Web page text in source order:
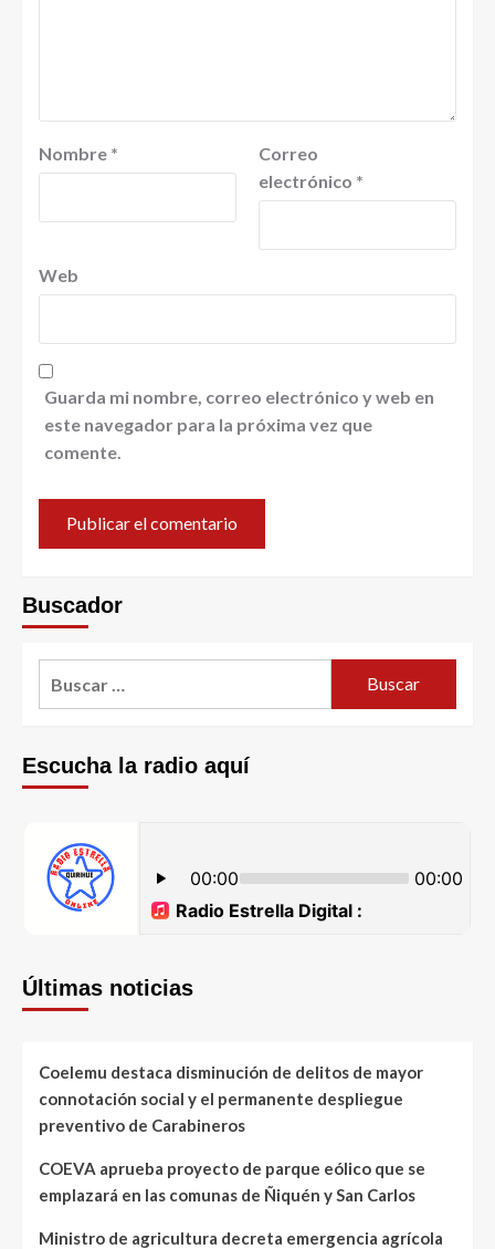
Nombre *
Correo
electrónico *
Web
Guarda mi nombre, correo electrónico y web en
este navegador para la próxima vez que
comente.
Buscador
Escucha la radio aquí
Últimas noticias
Coelemu destaca disminución de delitos de mayor
connotación social y el permanente despliegue
preventivo de Carabineros
COEVA aprueba proyecto de parque eólico que se
emplazará en las comunas de Ñiquén y San Carlos
Ministro de agricultura decreta emergencia agrícola